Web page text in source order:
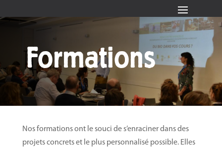
Formations
Nos formations ont le souci de s’enraciner dans des
projets concrets et le plus personnalisé possible. Elles